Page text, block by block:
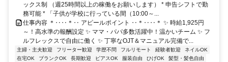
ックス制 （週25時間以上の稼働をお願いします） * 申告シフトで勤
務可能 * 「子供が学校に行っている間（10:00～...
仕事内容 ＊‥‥＊‥ アピールポイント ‥＊‥‥＊ ✨ 時給1,925円
～！高水準の報酬設定 ✨ ママ・パパ多数活躍中！温かいチーム ✨ フ
ルフレックスで自由に働く ✨ 丁寧なOJT＆マニュアル完備で...
主婦・主夫歓迎 フリーター歓迎 学歴不問 フルリモート 経験者歓迎
ネイルOK
在宅OK
ブランクOK 長期歓迎 ピアスOK 服装自由 ひげOK 髪型・髪色自由